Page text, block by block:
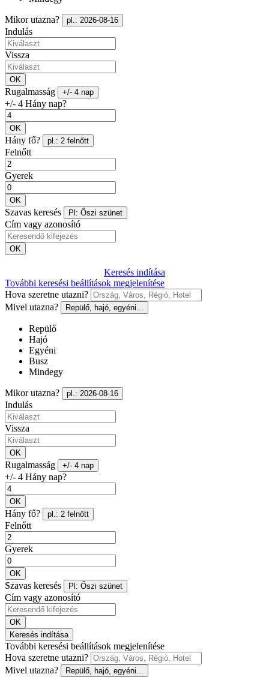
Mikor utazna? pl.: 2026-08-16
Indulás
Vissza
OK
Rugalmasság +/- 4 nap
+/- 4 Hány nap?
OK
Hány fő? pl.: 2 felnőtt
Felnőtt
Gyerek
OK
Szavas keresés Pl: Őszi szünet
Cím vagy azonosító
OK
Keresés indítása
További keresési beállítások megjelenítése
Hova szeretne utazni?
Mivel utazna?
Repülő, hajó, egyéni...
Repülő
Hajó
Egyéni
Busz
Mindegy
Mikor utazna? pl.: 2026-08-16
Indulás
Vissza
OK
Rugalmasság +/- 4 nap
+/- 4 Hány nap?
OK
Hány fő? pl.: 2 felnőtt
Felnőtt
Gyerek
OK
Szavas keresés Pl: Őszi szünet
Cím vagy azonosító
OK
Keresés indítása
További keresési beállítások megjelenítése
Hova szeretne utazni?
Mivel utazna?
Repülő, hajó, egyéni...